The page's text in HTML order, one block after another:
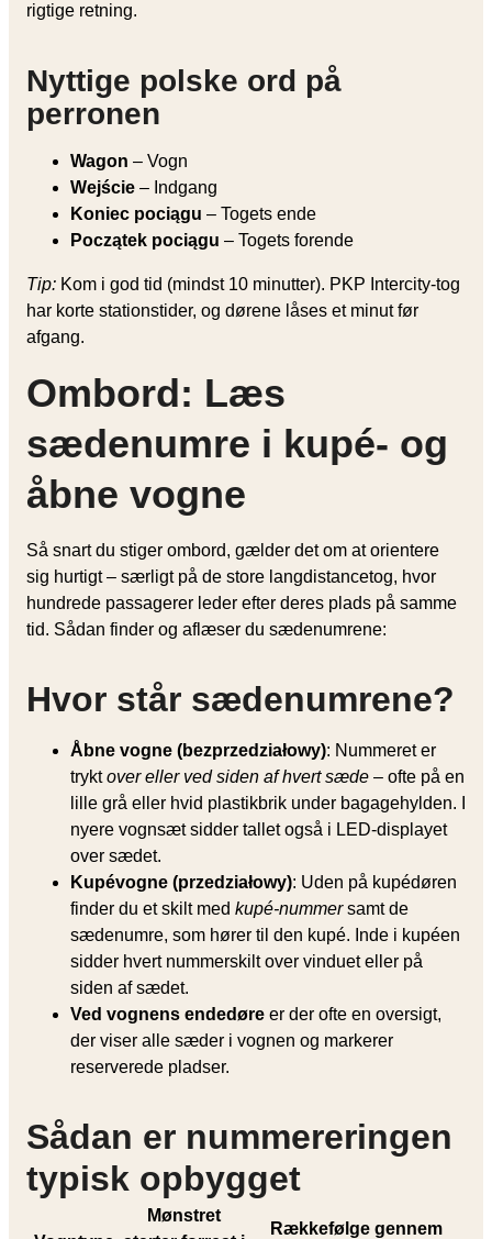
rigtige retning.
Nyttige polske ord på
perronen
Wagon – Vogn
Wejście – Indgang
Koniec pociągu – Togets ende
Początek pociągu – Togets forende
Tip: Kom i god tid (mindst 10 minutter). PKP Intercity-tog
har korte stationstider, og dørene låses et minut før
afgang.
Ombord: Læs
sædenumre i kupé- og
åbne vogne
Så snart du stiger ombord, gælder det om at orientere
sig hurtigt – særligt på de store langdistancetog, hvor
hundrede passagerer leder efter deres plads på samme
tid. Sådan finder og aflæser du sædenumrene:
Hvor står sædenumrene?
Åbne vogne (bezprzedziałowy): Nummeret er
tryktover eller ved siden af hvert sæde – ofte på en
lille grå eller hvid plastikbrik under bagagehylden. I
nyere vognsæt sidder tallet også i LED-displayet
over sædet.
Kupévogne (przedziałowy): Uden på kupédøren
finder du et skilt med kupé-nummersamt de
sædenumre, som hører til den kupé. Inde i kupéen
sidder hvert nummerskilt over vinduet eller på
siden af sædet.
Ved vognens endedøre er der ofte en oversigt,
der viser alle sæder i vognen og markerer
reserverede pladser.
Sådan er nummereringen
typisk opbygget
Mønstret
Rækkefølge gennem